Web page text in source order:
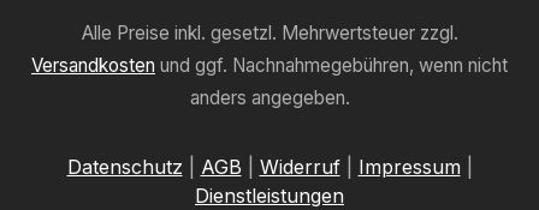
Alle Preise inkl. gesetzl. Mehrwertsteuer zzgl.
Versandkosten und ggf. Nachnahmegebühren, wenn nicht
anders angegeben.
Datenschutz AGB Widerruf| Impressum
Dienstleistungen